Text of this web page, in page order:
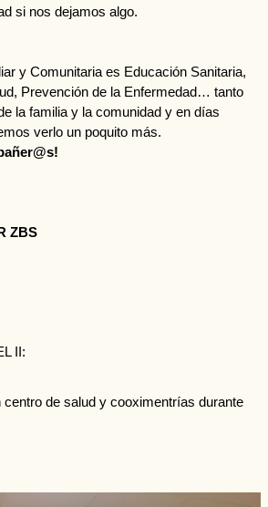
si nos dejamos algo.
y Comunitaria es Educación Sanitaria,
Prevención de la Enfermedad… tanto
la familia y la comunidad y en días
ZBS
II:
de salud y cooximentrías durante